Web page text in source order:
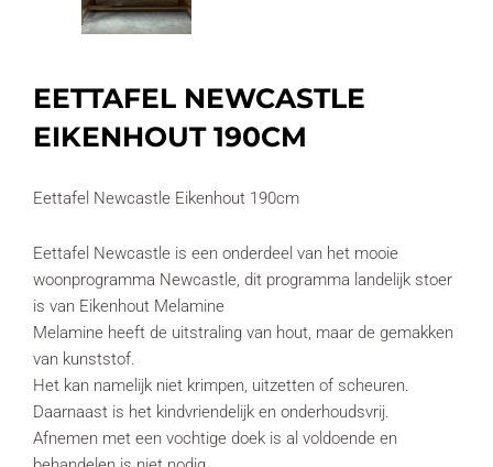
EETTAFEL NEWCASTLE
EIKENHOUT 190CM
Eettafel Newcastle Eikenhout 190cm
Eettafel Newcastle is een onderdeel van het mooie
woonprogramma Newcastle, dit programma landelijk stoer
is van Eikenhout Melamine
Melamine heeft de uitstraling van hout, maar de gemakken
van kunststof.
Het kan namelijk niet krimpen, uitzetten of scheuren.
Daarnaast is het kindvriendelijk en onderhoudsvrij.
Afnemen met een vochtige doek is al voldoende en